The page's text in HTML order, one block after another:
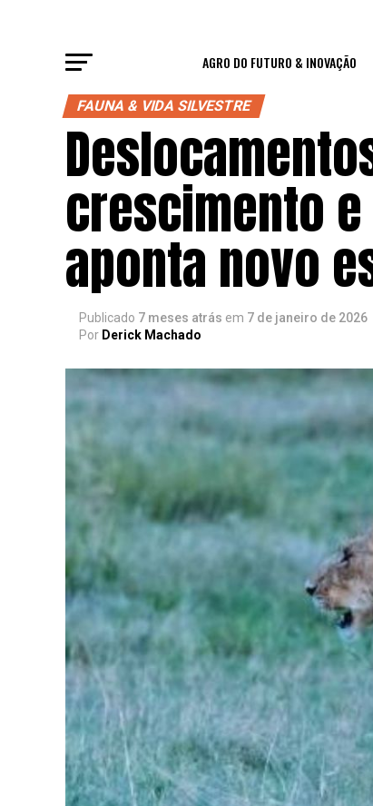
AGRO DO FUTURO & INOVAÇÃO
FAUNA & VIDA SILVESTRE
crescimento
aponta novo
Publicado 7 meses atrás em 7 de janeiro de 2026
Por Derick Machado